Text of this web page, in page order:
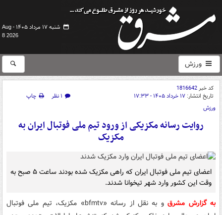
شنبه ۱۷ مرداد ۱۴۰۵ -
Aug
8 2026
ورزش
کد خبر1816642
تاریخ انتشار: ۱۷ خرداد ۱۴۰۵ - ۱۷:۳۳ ۱ نظر
چاپ
ورزش
روایت رسانه مکزیکی از ورود تیم ملی فوتبال ایران به
مکزیک
اعضای تیم ملی فوتبال ایران که راهی مکزیک شده بودند ساعت ۵ صبح به
وقت این کشور وارد شهر تیخوانا شدند.
به گزارش مشرق
و به نقل از رسانه «bfmtv» مکزیک، تیم ملی فوتبال